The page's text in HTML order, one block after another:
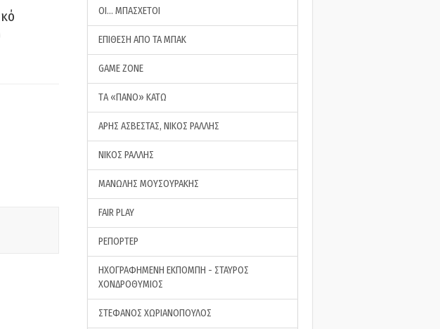
ΟΙ… ΜΠΑΣΧΕΤΟΙ
ΕΠΙΘΕΣΗ ΑΠΟ ΤΑ ΜΠΑΚ
GAME ZONE
ΤA «ΠΑΝΟ» ΚΑΤΩ
ΑΡΗΣ ΑΣΒΕΣΤΑΣ, ΝΙΚΟΣ ΡΑΛΛΗΣ
ΝΙΚΟΣ ΡΑΛΛΗΣ
ΜΑΝΩΛΗΣ ΜΟΥΣΟΥΡΑΚΗΣ
FAIR PLAY
ΡΕΠΟΡΤΕΡ
ΗΧΟΓΡΑΦΗΜΕΝΗ ΕΚΠΟΜΠΗ - ΣΤΑΥΡΟΣ
ΧΟΝΔΡΟΘΥΜΙΟΣ
ΣΤΕΦΑΝΟΣ ΧΩΡΙΑΝΟΠΟΥΛΟΣ